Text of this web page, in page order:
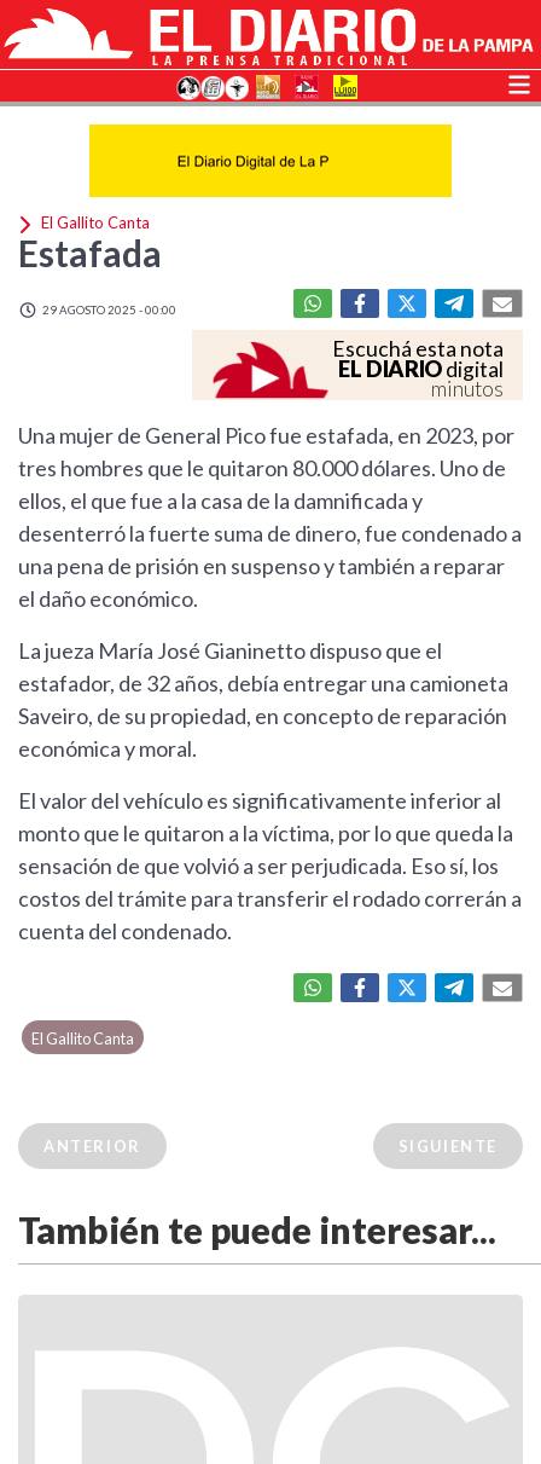
El Gallito Canta
Estafada
29 AGOSTO 2025 - 00:00
Escuchá esta nota
EL DIARIOdigital
minutos
Una mujer de General Pico fue estafada, en 2023, por
tres hombres que le quitaron 80.000 dólares. Uno de
ellos, el que fue a la casa de la damnificada y
desenterró la fuerte suma de dinero, fue condenado a
una pena de prisión en suspenso y también a reparar
el daño económico.
La jueza María José Gianinetto dispuso que el
estafador, de 32 años, debía entregar una camioneta
Saveiro, de su propiedad, en concepto de reparación
económica y moral.
El valor del vehículo es significativamente inferior al
monto que le quitaron a la víctima, por lo que queda la
sensación de que volvió a ser perjudicada. Eso sí, los
costos del trámite para transferir el rodado correrán a
cuenta del condenado.
El Gallito Canta
ANTERIOR SIGUIENTE
También te puede interesar...